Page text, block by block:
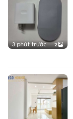
3 phút trước 2